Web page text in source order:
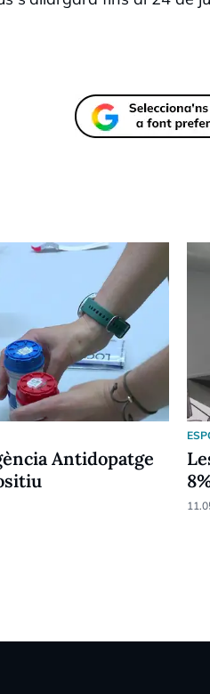
Antidopatge